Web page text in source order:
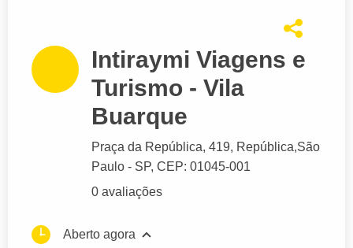
Intiraymi Viagens e
Turismo - Vila
Buarque
Praça da República, 419, República,São
Paulo - SP, CEP: 01045-001
0 avaliações
Aberto agora